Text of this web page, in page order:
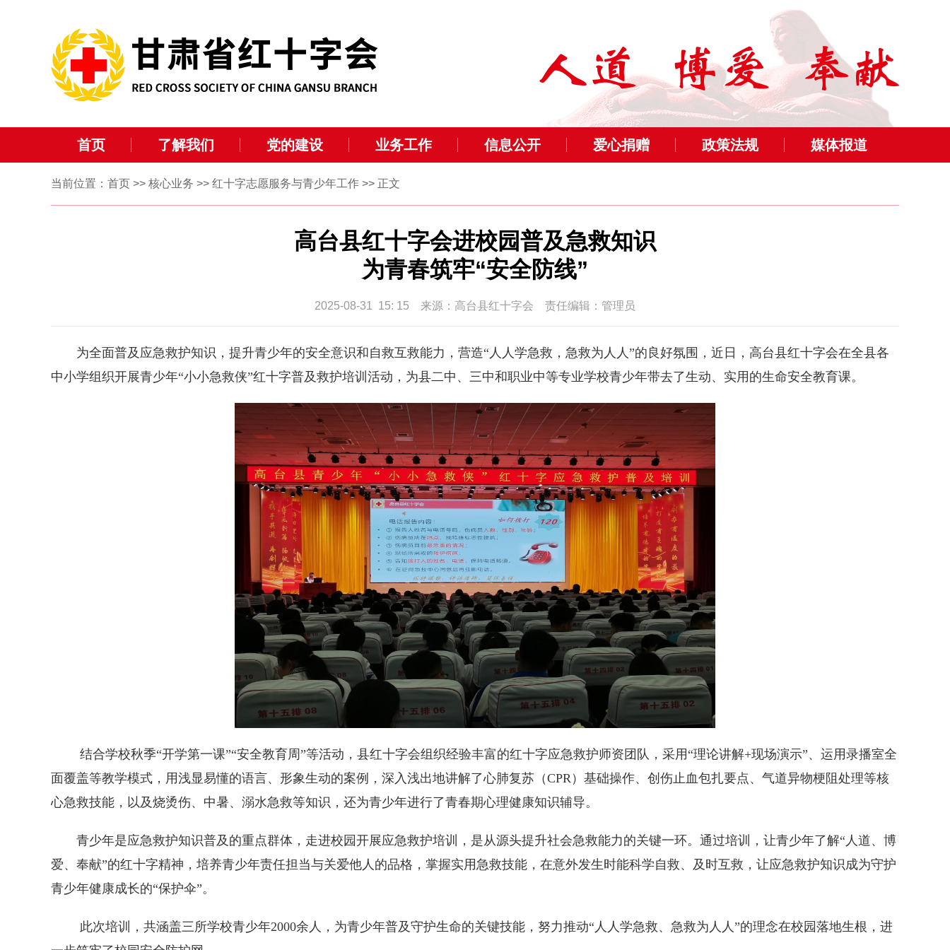
首页 了解我们 党的建设 业务工作 信息公开 爱心捐赠 政策法规 媒体报道
当前位置： 首页 >> 核心业务 >> 红十字志愿服务与青少年工作 >> 正文
高台县红十字会进校园普及急救知识
为青春筑牢“安全防线”
2025-08-31 15: 15 来源：高台县红十字会 责任编辑：管理员
为全面普及应急救护知识，提升青少年的安全意识和自救互救能力，营造“人人学急救，急救为人人”的良好氛围，近日，高台县红十字会在全县各
中小学组织开展青少年“小小急救侠”红十字普及救护培训活动，为县二中、三中和职业中等专业学校青少年带去了生动、实用的生命安全教育课。
结合学校秋季“开学第一课”“安全教育周”等活动，县红十字会组织经验丰富的红十字应急救护师资团队，采用“理论讲解+现场演示”、运用录播室全
面覆盖等教学模式，用浅显易懂的语言、形象生动的案例，深入浅出地讲解了心肺复苏（CPR）基础操作、创伤止血包扎要点、气道异物梗阻处理等核
心急救技能，以及烧烫伤、中暑、溺水急救等知识，还为青少年进行了青春期心理健康知识辅导。
青少年是应急救护知识普及的重点群体，走进校园开展应急救护培训，是从源头提升社会急救能力的关键一环。通过培训，让青少年了解“人道、博
爱、奉献”的红十字精神，培养青少年责任担当与关爱他人的品格，掌握实用急救技能，在意外发生时能科学自救、及时互救，让应急救护知识成为守护
青少年健康成长的“保护伞”。
此次培训，共涵盖三所学校青少年2000余人，为青少年普及守护生命的关键技能，努力推动“人人学急救、急救为人人”的理念在校园落地生根，进